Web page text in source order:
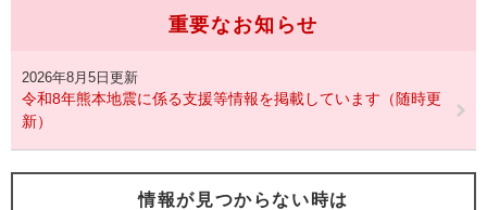
重要なお知らせ
2026年8月5日更新
令和8年熊本地震に係る支援等情報を掲載しています（随時更
新）
情報が見つからない時は